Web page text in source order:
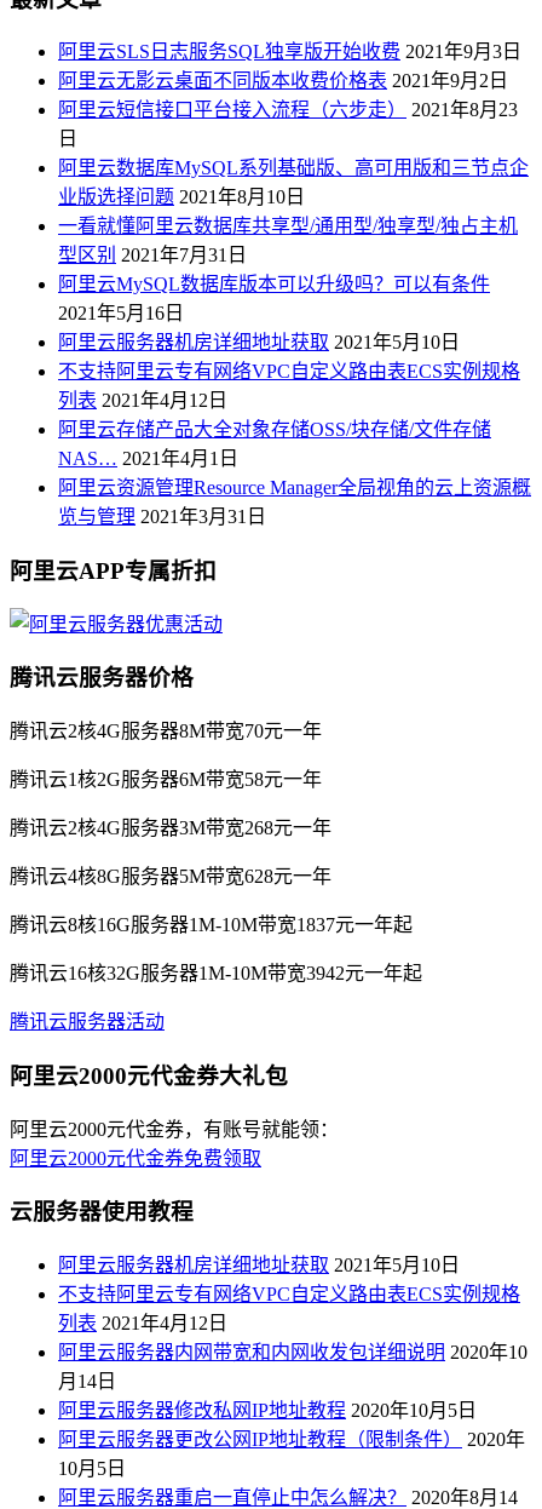
阿里云SLS日志服务SQL独享版开始收费 2021年9月3日
阿里云无影云桌面不同版本收费价格表 2021年9月2日
阿里云短信接口平台接入流程（六步走）
2021年8月23
日
阿里云数据库MySQL系列基础版、高可用版和三节点企
业版选择问题 2021年8月10日
一看就懂阿里云数据库共享型/通用型/独享型/独占主机
型区别 2021年7月31日
阿里云MySQL数据库版本可以升级吗？可以有条件
2021年5月16日
阿里云服务器机房详细地址获取 2021年5月10日
不支持阿里云专有网络VPC自定义路由表ECS实例规格
列表 2021年4月12日
阿里云存储产品大全对象存储OSS/块存储/文件存储
NAS… 2021年4月1日
阿里云资源管理Resource Manager全局视角的云上资源概
览与管理 2021年3月31日
阿里云APP专属折扣
腾讯云服务器价格
腾讯云2核4G服务器8M带宽70元一年
腾讯云1核2G服务器6M带宽58元一年
腾讯云2核4G服务器3M带宽268元一年
腾讯云4核8G服务器5M带宽628元一年
腾讯云8核16G服务器1M-10M带宽1837元一年起
腾讯云16核32G服务器1M-10M带宽3942元一年起
腾讯云服务器活动
阿里云2000元代金券大礼包
阿里云2000元代金券，有账号就能领：
阿里云2000元代金券免费领取
云服务器使用教程
阿里云服务器机房详细地址获取 2021年5月10日
不支持阿里云专有网络VPC自定义路由表ECS实例规格
列表 2021年4月12日
阿里云服务器内网带宽和内网收发包详细说明 2020年10
月14日
阿里云服务器修改私网IP地址教程 2020年10月5日
阿里云服务器更改公网IP地址教程（限制条件）
2020年
10月5日
阿里云服务器重启一直停止中怎么解决？
2020年8月14